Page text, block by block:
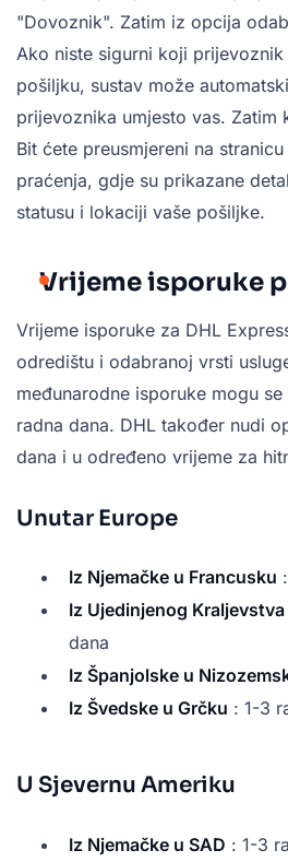
"Dovoznik". Zatim iz opcija
Ako niste sigurni koji
pošiljku, sustav može
prijevoznika umjesto vas. Zatim
Bit ćete preusmjereni na
praćenja, gdje su prikazane
statusu i lokaciji vaše pošiljke.
Vrijeme isporuke
Vrijeme isporuke za DHL
odredištu i odabranoj vrsti
međunarodne isporuke mogu
radna dana. DHL također nudi
dana i u određeno vrijeme za
Unutar Europe
Iz Njemačke u Francusku
Iz Ujedinjenog
dana
Iz Španjolske u
Iz Švedske u Grčku : 1-3
U Sjevernu Ameriku
Iz Njemačke u SAD : 1-3